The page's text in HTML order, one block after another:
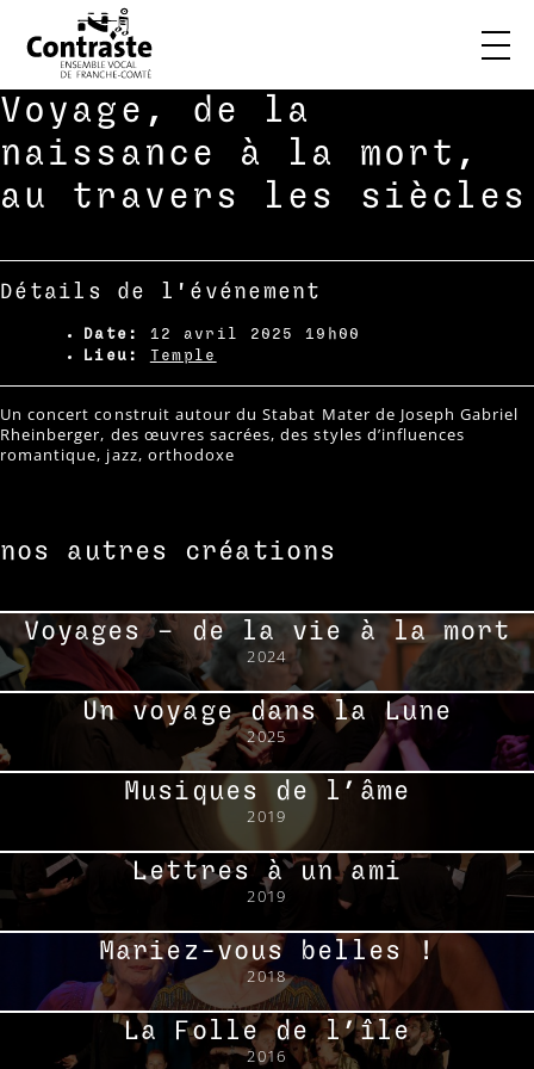
Skip
to
content
à propos
créations
agenda
Voyage, de la
naissance à la mort,
au travers les siècles
Détails de l'événement
Date:
12 avril 2025 19h00
Lieu:
Temple
Un concert construit autour du Stabat Mater de Joseph Gabriel
Rheinberger, des œuvres sacrées, des styles d’influences
romantique, jazz, orthodoxe
nos autres créations
Voyages – de la vie à la mort
2024
Un voyage dans la Lune
2025
Musiques de l’âme
2019
Lettres à un ami
2019
Mariez-vous belles !
2018
La Folle de l’île
2016